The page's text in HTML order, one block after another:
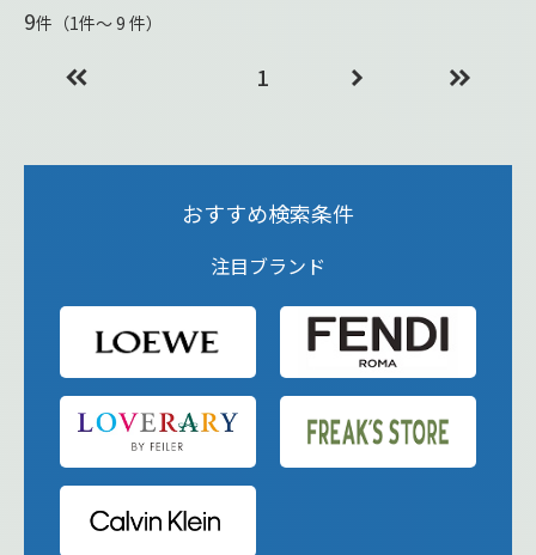
9件（1件〜 9 件）
1
おすすめ検索条件
注目ブランド